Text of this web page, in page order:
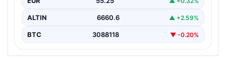
ALTIN 6660.6 ▲ +2.59%
BTC 3088118 ▼ -0.20%